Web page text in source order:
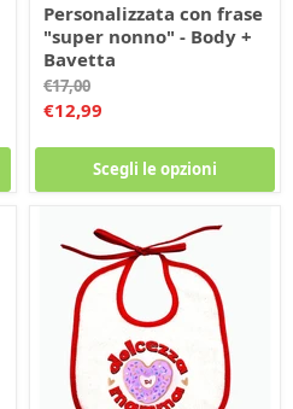
Personalizzata con frase
"super nonno" - Body +
Bavetta
Prezzo
originale
€17,00
Prezzo
€12,99
Scegli le opzioni